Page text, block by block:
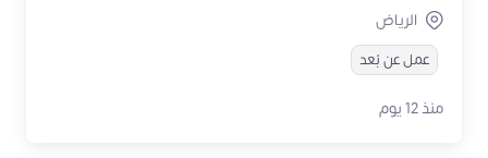
الرياض
عمل عن بُعد
منذ 12 يوم